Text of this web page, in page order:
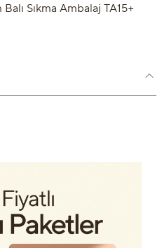
Sıkma Ambalaj TA15+